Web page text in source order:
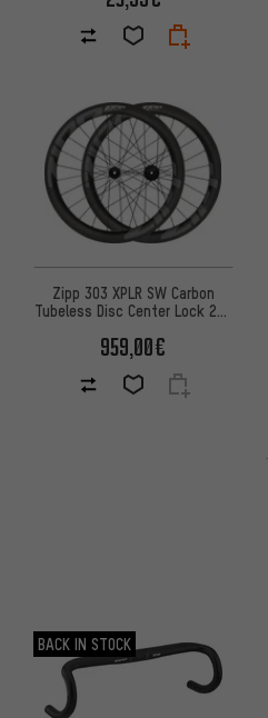
Zipp 303 XPLR SW Carbon
Tubeless Disc Center Lock 28"
959,00€
BACK IN STOCK